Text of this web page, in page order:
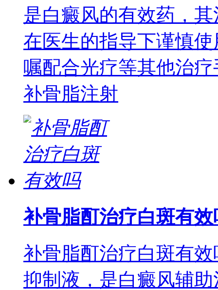
是白癜风的有效药，
在医生的指导下谨慎
嘱配合光疗等其他治
补骨脂注射
补骨脂酊治疗白斑有效
补骨脂酊治疗白斑有
抑制液，是白癜风辅